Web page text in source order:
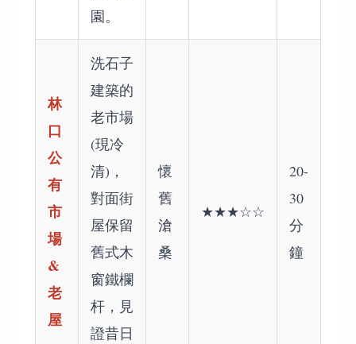
園。
林
口
公
有
市
場
&
老
屋
洗石子
建築的
老市場
(現冷
清)，
對面街
屋保留
舊式木
窗鐵欄
杆，見
證昔日
懷
舊
滄
桑
★★★☆☆
20-
30
分
鐘